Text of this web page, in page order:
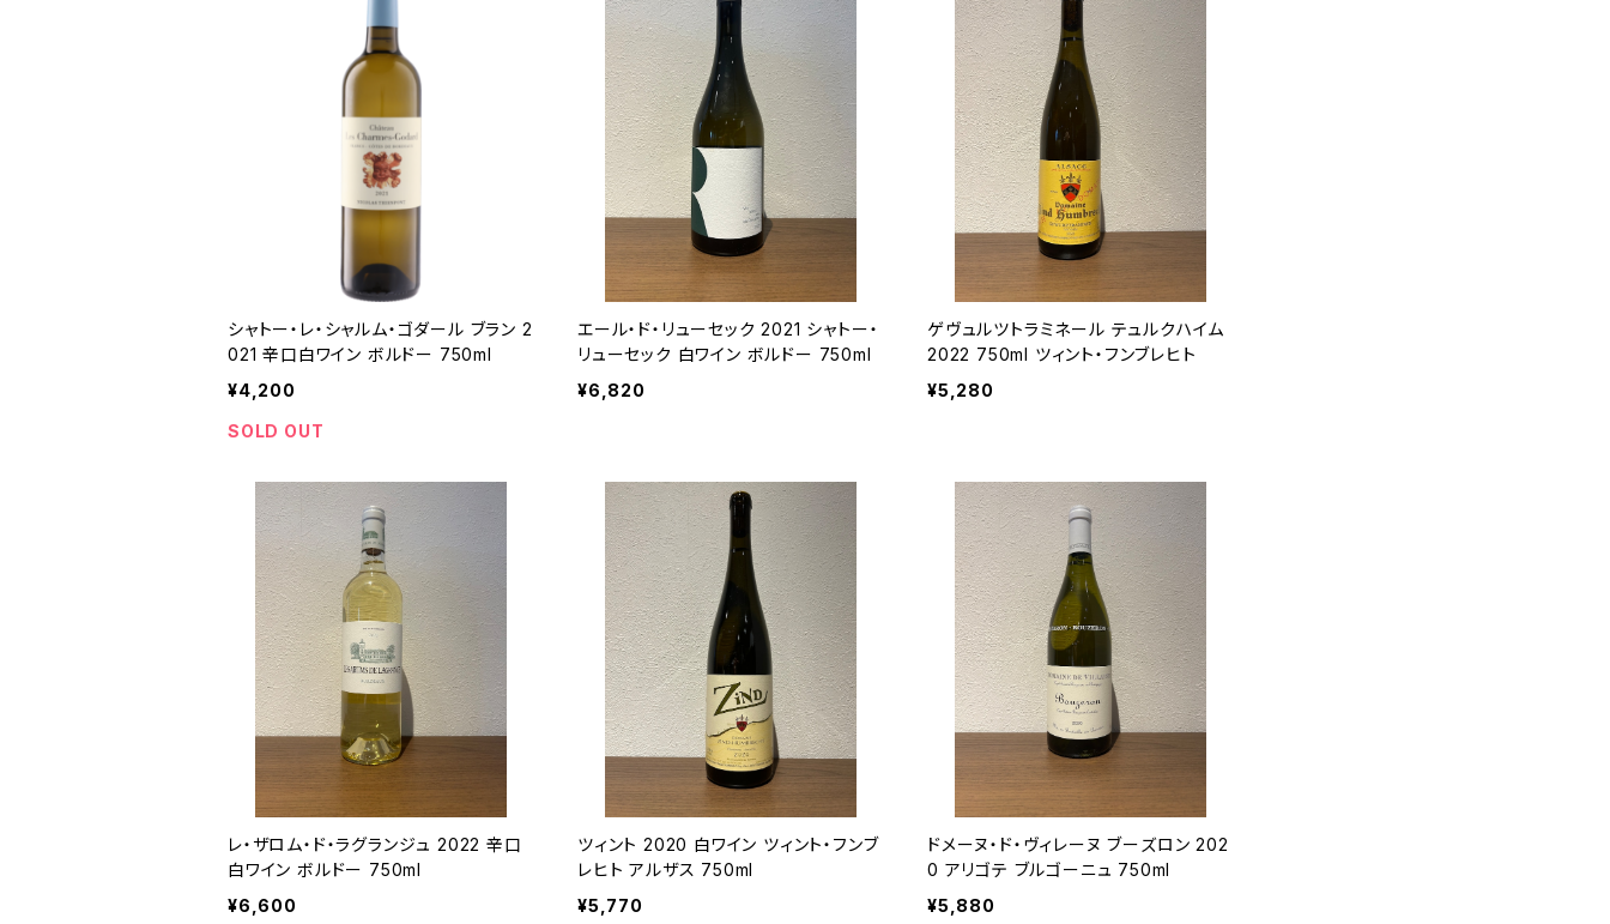
シャトー・レ・シャルム・ゴダール ブラン 2
021 辛口白ワイン ボルドー 750ml
¥4,200
SOLD OUT
エール・ド・リューセック 2021 シャトー・
リューセック 白ワイン ボルドー 750ml
¥6,820
ゲヴュルツトラミネール テュルクハイム
2022 750ml ツィント・フンブレヒト
¥5,280
レ・ザロム・ド・ラグランジュ 2022 辛口
白ワイン ボルドー 750ml
¥6,600
ツィント 2020 白ワイン ツィント・フンブ
レヒト アルザス 750ml
¥5,770
ドメーヌ・ド・ヴィレーヌ ブーズロン 202
0 アリゴテ ブルゴーニュ 750ml
¥5,880